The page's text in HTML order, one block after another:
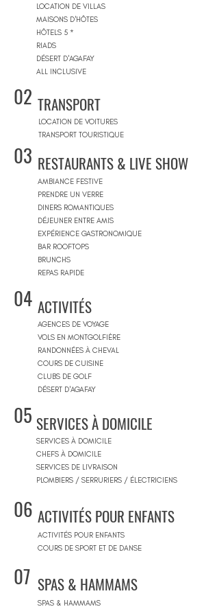
LOCATION DE VILLAS
MAISONS D'HÔTES
HÔTELS 5 *
RIADS
DÉSERT D'AGAFAY
ALL INCLUSIVE
02 TRANSPORT
LOCATION DE VOITURES
TRANSPORT TOURISTIQUE
03 RESTAURANTS & LIVE SHOW
AMBIANCE FESTIVE
PRENDRE UN VERRE
DINERS ROMANTIQUES
DÉJEUNER ENTRE AMIS
EXPÉRIENCE GASTRONOMIQUE
BAR ROOFTOPS
BRUNCHS
REPAS RAPIDE
04 ACTIVITÉS
AGENCES DE VOYAGE
VOLS EN MONTGOLFIÈRE
RANDONNÉES À CHEVAL
COURS DE CUISINE
CLUBS DE GOLF
DÉSERT D'AGAFAY
05 SERVICES À DOMICILE
SERVICES À DOMICILE
CHEFS À DOMICILE
SERVICES DE LIVRAISON
PLOMBIERS / SERRURIERS / ÉLECTRICIENS
06 ACTIVITÉS POUR ENFANTS
ACTIVITÉS POUR ENFANTS
COURS DE SPORT ET DE DANSE
07 SPAS & HAMMAMS
SPAS & HAMMAMS